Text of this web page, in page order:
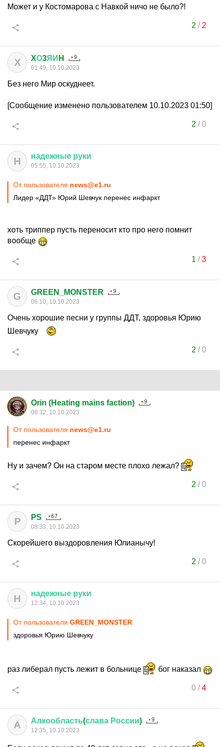
Может и у Костомарова с Навкой ничо не было?!
2 / 2
X XО3ЯИ H
01:49, 10.10.2023
Без него Мир оскуднеет.
[Сообщение изменено пользователем 10.10.2023 01:50]
2 /0
Н надежные руки
05:55, 10.10.2023
От пользователя news@e1.ru
Лидер «ДДТ» Юрий Шевчук перенес инфаркт
хоть триппер пусть переносит кто про него помнит
вообще
1 /3
G GREEN_MONSTER
06:10, 10.10.2023
Очень хорошие песни у группы ДДТ, здоровья Юрию
Шевчуку
2 /0
Orin (Heating mains faction)
08:32, 10.10.2023
От пользователя news@e1.ru
перенес инфаркт
Ну и зачем? Он на старом месте плохо лежал?
2 /0
P PS
08:33, 10.10.2023
Скорейшего выздоровления Юлианычу!
2 /0
Н надежные руки
12:34, 10.10.2023
От пользователя GREEN_MONSTER
здоровья Юрию Шевчуку
раз либерал пусть лежит в больнице бог наказал
0/4
А Алкообласть(слава России)
12:35, 10.10.2023